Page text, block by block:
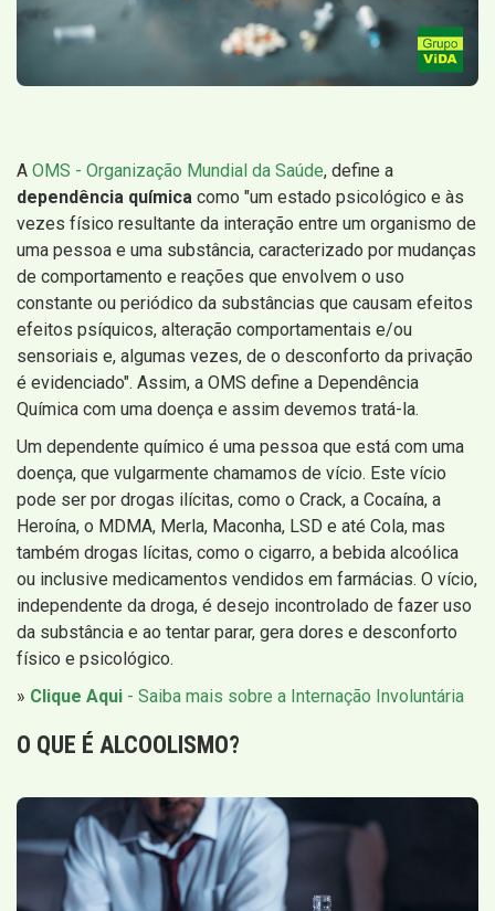
A OMS - Organização Mundial da Saúde, define a
dependência química como "um estado psicológico e às
vezes físico resultante da interação entre um organismo de
uma pessoa e uma substância, caracterizado por mudanças
de comportamento e reações que envolvem o uso
constante ou periódico da substâncias que causam efeitos
efeitos psíquicos, alteração comportamentais e/ou
sensoriais e, algumas vezes, de o desconforto da privação
é evidenciado". Assim, a OMS define a Dependência
Química com uma doença e assim devemos tratá-la.
Um dependente químico é uma pessoa que está com uma
doença, que vulgarmente chamamos de vício. Este vício
pode ser por drogas ilícitas, como o Crack, a Cocaína, a
Heroína, o MDMA, Merla, Maconha, LSD e até Cola, mas
também drogas lícitas, como o cigarro, a bebida alcoólica
ou inclusive medicamentos vendidos em farmácias. O vício,
independente da droga, é desejo incontrolado de fazer uso
da substância e ao tentar parar, gera dores e desconforto
físico e psicológico.
» Clique Aqui - Saiba mais sobre a Internação Involuntária
O QUE É ALCOOLISMO?